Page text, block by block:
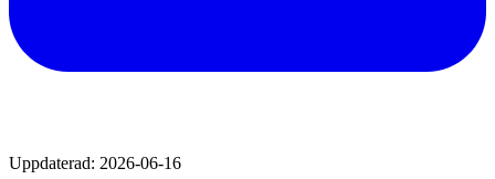
Uppdaterad: 2026-06-16